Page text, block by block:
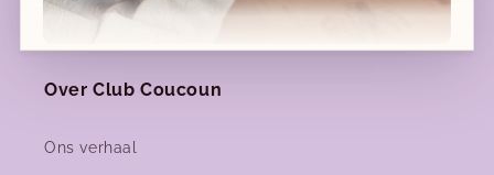
Login ouders - geboortelijst
Over Club Coucoun
Ons verhaal
Nieuwe collecties!
Nieuwe herfst-winter collecties in ons clubje &